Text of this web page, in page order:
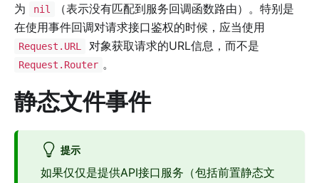
为
nil
（表示没有匹配到服务回调函数路由）。特别是
在使用事件回调对请求接口鉴权的时候，应当使用
Request.URL 对象获取请求的URL信息，而不是
Request.Router 。
静态文件事件
提示
如果仅仅是提供API接口服务（包括前置静态文